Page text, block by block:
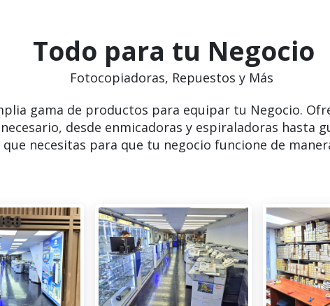
Todo para tu Negocio
Fotocopiadoras, Repuestos y Más
gama de productos para equipar tu Negocio.
desde enmicadoras y espiraladoras hasta
necesitas para que tu negocio funcione de